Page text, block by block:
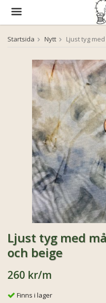
Produkten har
Startsida Nytt Ljust tyg
Ljust tyg med
och beige
260 kr/m
Finns i lager